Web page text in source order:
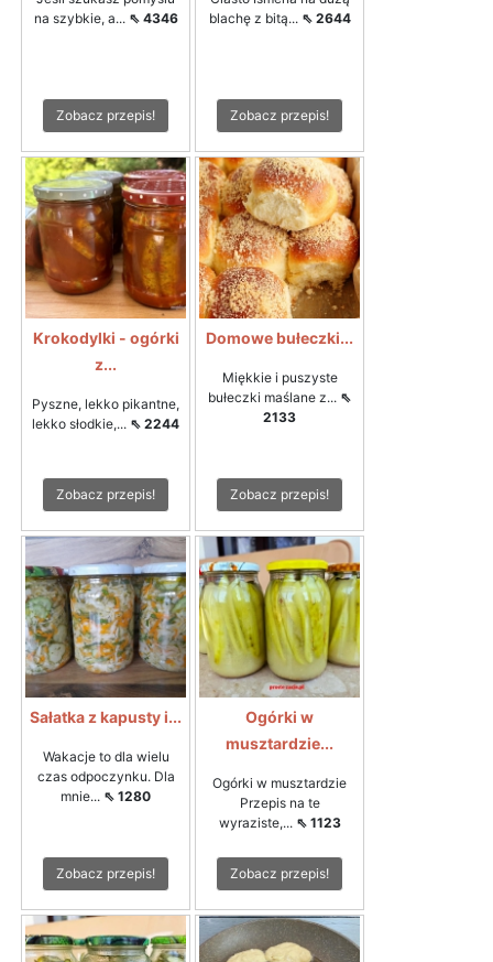
na szybkie, a... ⇖ 4346
Zobacz przepis!
blachę z bitą... ⇖ 2644
Zobacz przepis!
Krokodylki - ogórki
z...
Pyszne, lekko pikantne,
lekko słodkie,... ⇖ 2244
Zobacz przepis!
Domowe bułeczki...
Miękkie i puszyste
bułeczki maślane z... ⇖
2133
Zobacz przepis!
Sałatka z kapusty i...
Wakacje to dla wielu
czas odpoczynku. Dla
mnie... ⇖ 1280
Zobacz przepis!
Ogórki w
musztardzie...
Ogórki w musztardzie
Przepis na te
wyraziste,... ⇖ 1123
Zobacz przepis!